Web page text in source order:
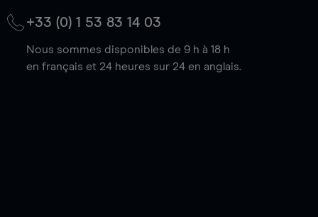
+33 (0) 1 53 83 14 03
Nous sommes disponibles de 9 h à 18 h
en français et 24 heures sur 24 en anglais.